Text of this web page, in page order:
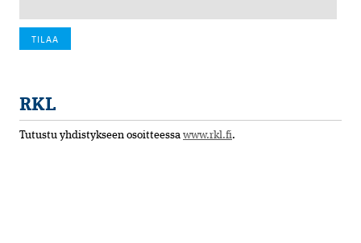
RKL
Tutustu yhdistykseen osoitteessa www.rkl.fi.